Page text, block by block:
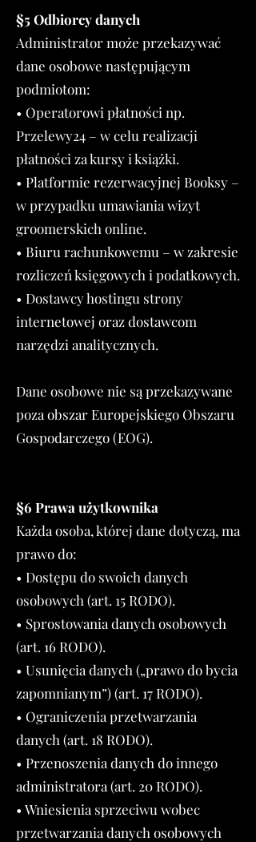
§5 Odbiorcy danych​
Administrator może przekazywać
dane osobowe następującym
podmiotom:
• Operatorowi płatności np.
Przelewy24 – w celu realizacji
płatności za kursy i książki.
• Platformie rezerwacyjnej Booksy –
w przypadku umawiania wizyt
groomerskich online.
• Biuru rachunkowemu – w zakresie
rozliczeń księgowych i podatkowych.
• Dostawcy hostingu strony
internetowej oraz dostawcom
narzędzi analitycznych.
Dane osobowe nie są przekazywane
poza obszar Europejskiego Obszaru
Gospodarczego (EOG).
§6 Prawa użytkownika
Każda osoba, której dane dotyczą, ma
prawo do:
• Dostępu do swoich danych
osobowych (art. 15 RODO).
• Sprostowania danych osobowych
(art. 16 RODO).
• Usunięcia danych („prawo do bycia
zapomnianym”) (art. 17 RODO).
• Ograniczenia przetwarzania
danych (art. 18 RODO).
• Przenoszenia danych do innego
administratora (art. 20 RODO).
• Wniesienia sprzeciwu wobec
przetwarzania danych osobowych